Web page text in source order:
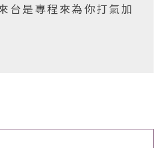
台是專程來為你打氣加